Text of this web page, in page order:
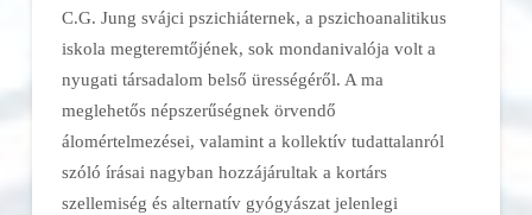
C.G. Jung svájci pszichiáternek, a pszichoanalitikus
iskola megteremtőjének, sok mondanivalója volt a
nyugati társadalom belső ürességéről. A ma
meglehetős népszerűségnek örvendő
álomértelmezései, valamint a kollektív tudattalanról
szóló írásai nagyban hozzájárultak a kortárs
szellemiség és alternatív gyógyászat jelenlegi